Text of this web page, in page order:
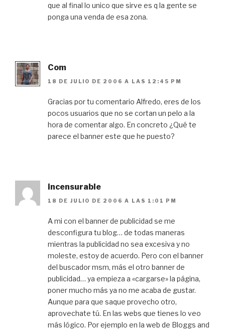
que al final lo unico que sirve es q la gente se
ponga una venda de esa zona.
Com
18 DE JULIO DE 2006 A LAS 12:45 PM
Gracias por tu comentario Alfredo, eres de los
pocos usuarios que no se cortan un pelo a la
hora de comentar algo. En concreto ¿Qué te
parece el banner este que he puesto?
incensurable
18 DE JULIO DE 2006 A LAS 1:01 PM
A mi con el banner de publicidad se me
desconfigura tu blog… de todas maneras
mientras la publicidad no sea excesiva y no
moleste, estoy de acuerdo. Pero con el banner
del buscador msm, más el otro banner de
publicidad… ya empieza a «cargarse» la página,
poner mucho más ya no me acaba de gustar.
Aunque para que saque provecho otro,
aprovechate tú. En las webs que tienes lo veo
más lógico. Por ejemplo en la web de Bloggs and